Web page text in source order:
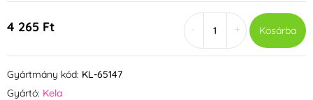
4 265 Ft + Kosárba
Gyártmány kód: KL-65147
Gyártó: Kela